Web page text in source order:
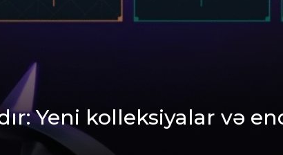
Yeni kolleksiyalar və